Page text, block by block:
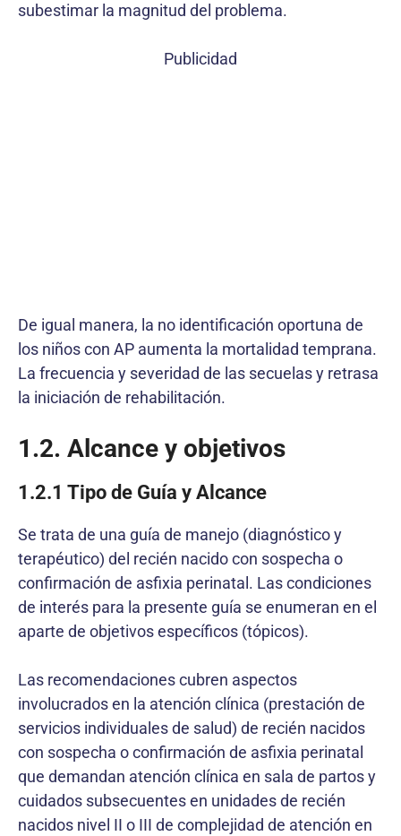
subestimar la magnitud del problema.
Publicidad
De igual manera, la no identificación oportuna de
los niños con AP aumenta la mortalidad temprana.
La frecuencia y severidad de las secuelas y retrasa
la iniciación de rehabilitación.
1.2. Alcance y objetivos
1.2.1 Tipo de Guía y Alcance
Se trata de una guía de manejo (diagnóstico y
terapéutico) del recién nacido con sospecha o
confirmación de asfixia perinatal. Las condiciones
de interés para la presente guía se enumeran en el
aparte de objetivos específicos (tópicos).
Las recomendaciones cubren aspectos
involucrados en la atención clínica (prestación de
servicios individuales de salud) de recién nacidos
con sospecha o confirmación de asfixia perinatal
que demandan atención clínica en sala de partos y
cuidados subsecuentes en unidades de recién
nacidos nivel II o III de complejidad de atención en